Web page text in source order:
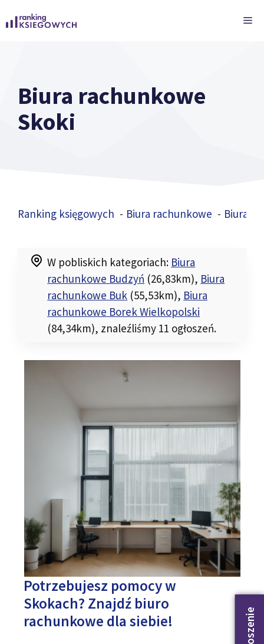
do
Biura rachunkowe
Skoki
Ranking księgowych Biura rachunkowe Biura
W pobliskich kategoriach: Biura
rachunkowe Budzyń (26,83km), Biura
rachunkowe Buk (55,53km), Biura
rachunkowe Borek Wielkopolski
(84,34km), znaleźliśmy 11 ogłoszeń.
Potrzebujesz pomocy w
Skokach? Znajdź biuro
rachunkowe dla siebie!